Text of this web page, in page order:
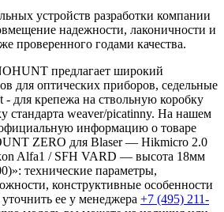
устройств разработки компании
надежности, лаконичности и
проверенного годами качества.
предлагает широкий
для оптических приборов, седельные
для крепежа на ствольную коробку
стандарта weaver/picatinny. На нашем
информацию о товаре
ZERO для Blaser — Hikmicro 2.0
Alfa1 / SFH VARD — высота 18мм
технические параметры,
конструктивные особенности
ее у менеджера +7 (495) 211-